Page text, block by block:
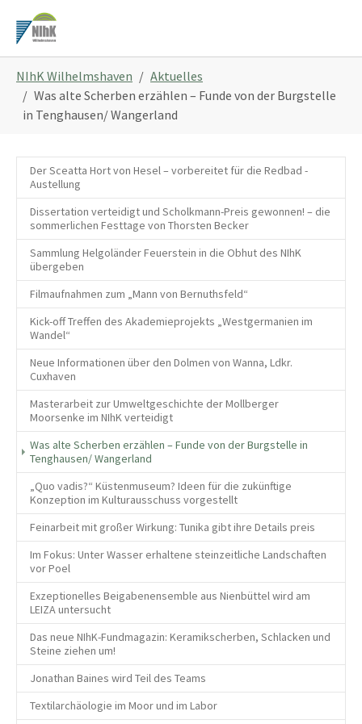
Hauptinhalt
springen
sind
hier:
NIhK Wilhelmshaven
Aktuelles
Was alte Scherben erzählen – Funde von der Burgstelle
in Tenghausen/ Wangerland
Der Sceatta Hort von Hesel – vorbereitet für die Redbad -
Austellung
Dissertation verteidigt und Scholkmann-Preis gewonnen! – die
sommerlichen Festtage von Thorsten Becker
Sammlung Helgoländer Feuerstein in die Obhut des NIhK
übergeben
Filmaufnahmen zum „Mann von Bernuthsfeld“
Kick-off Treffen des Akademieprojekts „Westgermanien im
Wandel“
Neue Informationen über den Dolmen von Wanna, Ldkr.
Cuxhaven
Masterarbeit zur Umweltgeschichte der Mollberger
Moorsenke im NIhK verteidigt
Was alte Scherben erzählen – Funde von der Burgstelle in
Tenghausen/ Wangerland
„Quo vadis?“ Küstenmuseum? Ideen für die zukünftige
Konzeption im Kulturausschuss vorgestellt
Feinarbeit mit großer Wirkung: Tunika gibt ihre Details preis
Im Fokus: Unter Wasser erhaltene steinzeitliche Landschaften
vor Poel
Exzeptionelles Beigabenensemble aus Nienbüttel wird am
LEIZA untersucht
Das neue NIhK-Fundmagazin: Keramikscherben, Schlacken und
Steine ziehen um!
Jonathan Baines wird Teil des Teams
Textilarchäologie im Moor und im Labor